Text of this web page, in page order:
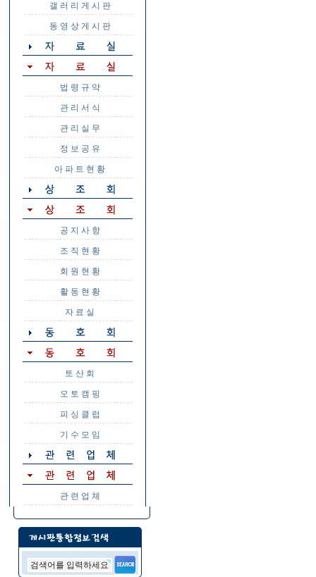
갤 러 리 게 시 판
동 영 상 게 시 판
법 령 규 약
관 리 서 식
관 리 실 무
정 보 공 유
아 파 트 현 황
공 지 사 항
조 직 현 황
회 원 현 황
활 동 현 황
자 료 실
토 산 회
오 토 캠 핑
피 싱 클 럽
기 수 모 임
관 련 업 체